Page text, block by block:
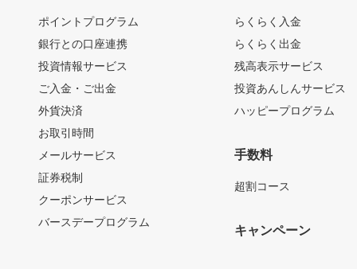
ポイントプログラム
銀行との口座連携
投資情報サービス
ご入金・ご出金
外貨決済
お取引時間
メールサービス
証券税制
クーポンサービス
バースデープログラム
らくらく入金
らくらく出金
残高表示サービス
投資あんしんサービス
ハッピープログラム
手数料
超割コース
キャンペーン